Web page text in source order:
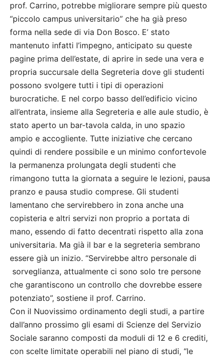
prof. Carrino, potrebbe migliorare sempre più questo
“piccolo campus universitario” che ha già preso
forma nella sede di via Don Bosco. E’ stato
mantenuto infatti l’impegno, anticipato su queste
pagine prima dell’estate, di aprire in sede una vera e
propria succursale della Segreteria dove gli studenti
possono svolgere tutti i tipi di operazioni
burocratiche. E nel corpo basso dell’edificio vicino
all’entrata, insieme alla Segreteria e alle aule studio, è
stato aperto un bar-tavola calda, in uno spazio
ampio e accogliente. Tutte iniziative che cercano
quindi di rendere possibile e un minimo confortevole
la permanenza prolungata degli studenti che
rimangono tutta la giornata a seguire le lezioni, pausa
pranzo e pausa studio comprese. Gli studenti
lamentano che servirebbero in zona anche una
copisteria e altri servizi non proprio a portata di
mano, essendo di fatto decentrati rispetto alla zona
universitaria. Ma già il bar e la segreteria sembrano
essere già un inizio. “Servirebbe altro personale di
sorveglianza, attualmente ci sono solo tre persone
che garantiscono un controllo che dovrebbe essere
potenziato”, sostiene il prof. Carrino.
Con il Nuovissimo ordinamento degli studi, a partire
dall’anno prossimo gli esami di Scienze del Servizio
Sociale saranno composti da moduli di 12 e 6 crediti,
con scelte limitate operabili nel piano di studi, “le